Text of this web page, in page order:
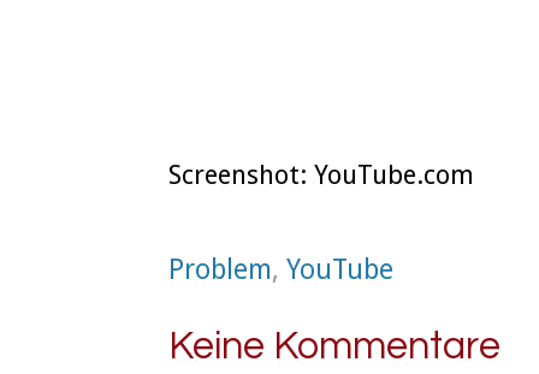
Screenshot: YouTube.com
Problem, YouTube
Keine Kommentare